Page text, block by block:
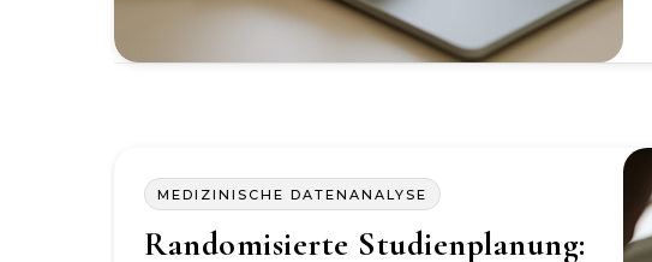
MEDIZINISCHE DATENANALYSE
Randomisierte Studienplanung: